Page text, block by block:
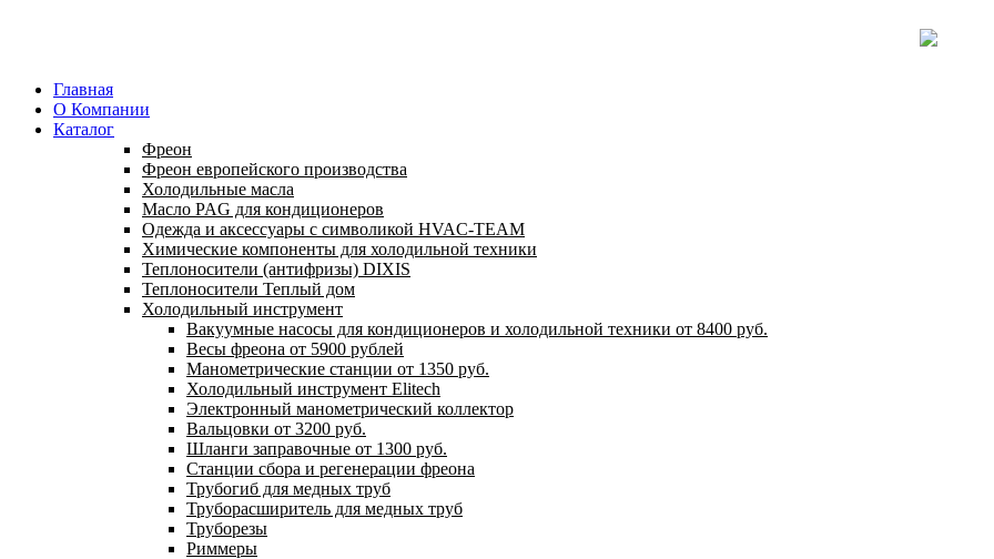
Главная
О Компании
Каталог
Фреон
Фреон европейского производства
Холодильные масла
Масло PAG для кондиционеров
Одежда и аксессуары с символикой HVAC-TEAM
Химические компоненты для холодильной техники
Теплоносители (антифризы) DIXIS
Теплоносители Теплый дом
Холодильный инструмент
Вакуумные насосы для кондиционеров и холодильной техники от 8400 руб.
Весы фреона от 5900 рублей
Манометрические станции от 1350 руб.
Холодильный инструмент Elitech
Электронный манометрический коллектор
Вальцовки от 3200 руб.
Шланги заправочные от 1300 руб.
Станции сбора и регенерации фреона
Трубогиб для медных труб
Труборасширитель для медных труб
Труборезы
Риммеры